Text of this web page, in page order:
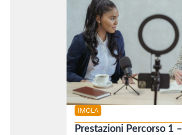
IMOLA
Prestazioni Percorso 1 –